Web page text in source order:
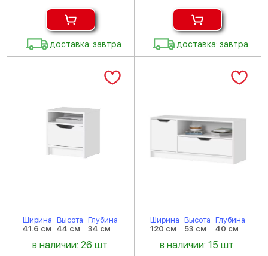
доставка: завтра доставка: завтра
Ширина
41.6 см
Высота
44 см
Глубина
34 см
в наличии: 26 шт.
Ширина
120 см
Высота
53 см
Глубина
40 см
в наличии: 15 шт.